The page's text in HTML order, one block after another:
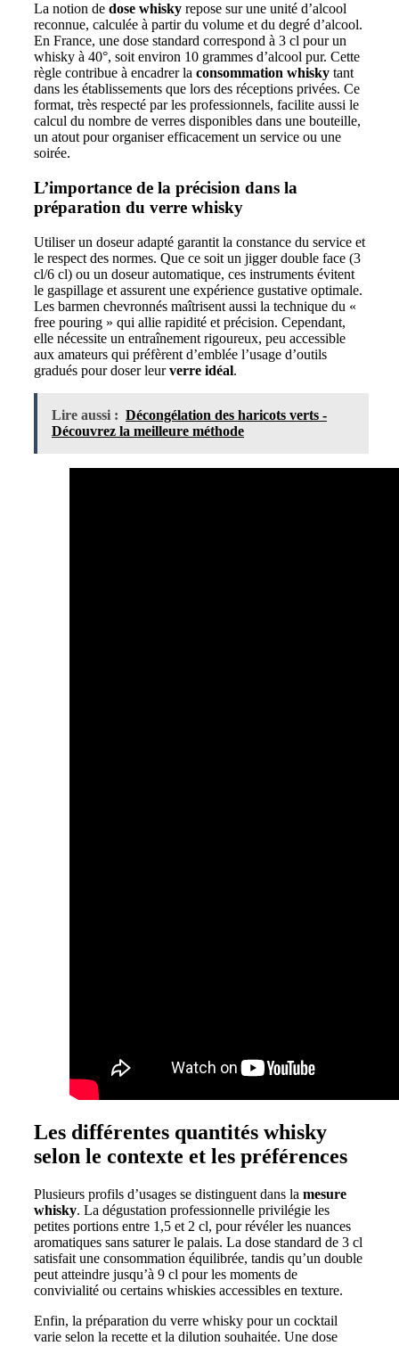
La notion de dose whisky repose sur une unité d’alcool
reconnue, calculée à partir du volume et du degré d’alcool.
En France, une dose standard correspond à 3 cl pour un
whisky à 40°, soit environ 10 grammes d’alcool pur. Cette
règle contribue à encadrer la consommation whisky tant
dans les établissements que lors des réceptions privées. Ce
format, très respecté par les professionnels, facilite aussi le
calcul du nombre de verres disponibles dans une bouteille,
un atout pour organiser efficacement un service ou une
soirée.
L’importance de la précision dans la
préparation du verre whisky
Utiliser un doseur adapté garantit la constance du service et
le respect des normes. Que ce soit un jigger double face (3
cl/6 cl) ou un doseur automatique, ces instruments évitent
le gaspillage et assurent une expérience gustative optimale.
Les barmen chevronnés maîtrisent aussi la technique du «
free pouring » qui allie rapidité et précision. Cependant,
elle nécessite un entraînement rigoureux, peu accessible
aux amateurs qui préfèrent d’emblée l’usage d’outils
gradués pour doser leurverre idéal.
Lire aussi : Décongélation des haricots verts -
Découvrez la meilleure méthode
Les différentes quantités whisky
selon le contexte et les préférences
Plusieurs profils d’usages se distinguent dans la mesure
whisky. La dégustation professionnelle privilégie les
petites portions entre 1,5 et 2 cl, pour révéler les nuances
aromatiques sans saturer le palais. La dose standard de 3 cl
satisfait une consommation équilibrée, tandis qu’un double
peut atteindre jusqu’à 9 cl pour les moments de
convivialité ou certains whiskies accessibles en texture.
Enfin, la préparation du verre whisky pour un cocktail
varie selon la recette et la dilution souhaitée. Une dose